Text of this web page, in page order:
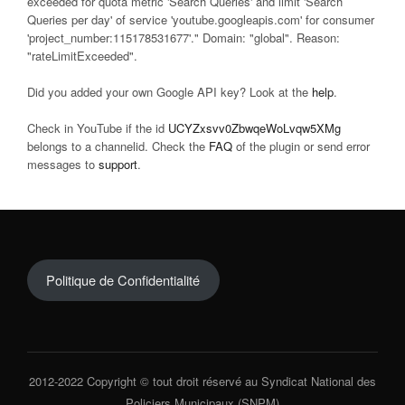
Queries per day' of service 'youtube.googleapis.com' for consumer
'project_number:115178531677'." Domain: "global". Reason:
"rateLimitExceeded".
Did you added your own Google API key? Look at the help.
Check in YouTube if the id UCYZxsvv0ZbwqeWoLvqw5XMg
belongs to a channelid. Check the FAQ of the plugin or send error
messages to support.
Politique de Confidentialité
2012-2022 Copyright © tout droit réservé au Syndicat National des